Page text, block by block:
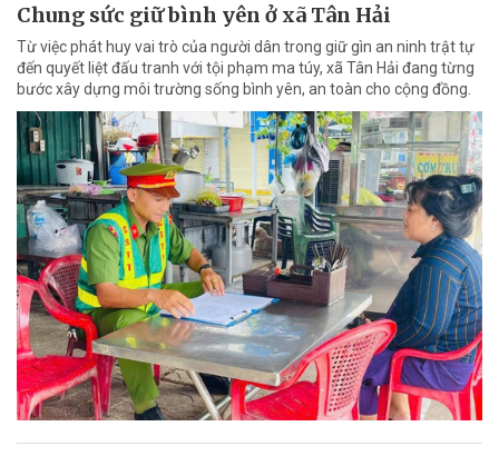
Chung sức giữ bình yên ở xã Tân Hải
Từ việc phát huy vai trò của người dân trong giữ gìn an ninh trật tự
đến quyết liệt đấu tranh với tội phạm ma túy, xã Tân Hải đang từng
bước xây dựng môi trường sống bình yên, an toàn cho cộng đồng.